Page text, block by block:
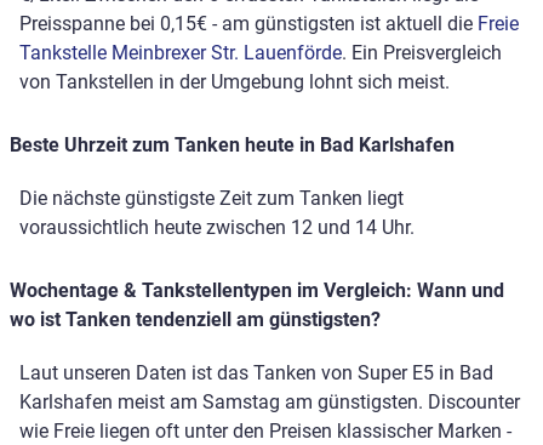
Preisspanne bei 0,15€ - am günstigsten ist aktuell die Freie
Tankstelle Meinbrexer Str. Lauenförde. Ein Preisvergleich
von Tankstellen in der Umgebung lohnt sich meist.
Beste Uhrzeit zum Tanken heute in Bad Karlshafen
Die nächste günstigste Zeit zum Tanken liegt
voraussichtlich heute zwischen 12 und 14 Uhr.
Wochentage & Tankstellentypen im Vergleich: Wann und
wo ist Tanken tendenziell am günstigsten?
Laut unseren Daten ist das Tanken von Super E5 in Bad
Karlshafen meist am Samstag am günstigsten. Discounter
wie Freie liegen oft unter den Preisen klassischer Marken -